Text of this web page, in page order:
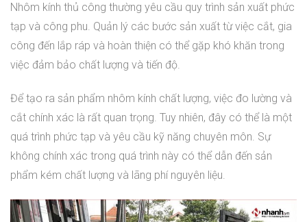
Nhôm kính thủ công thường yêu cầu quy trình sản xuất phức
tạp và công phu. Quản lý các bước sản xuất từ việc cắt, gia
công đến lắp ráp và hoàn thiện có thể gặp khó khăn trong
việc đảm bảo chất lượng và tiến độ.
Để tạo ra sản phẩm nhôm kính chất lượng, việc đo lường và
cắt chính xác là rất quan trọng. Tuy nhiên, đây có thể là một
quá trình phức tạp và yêu cầu kỹ năng chuyên môn. Sự
không chính xác trong quá trình này có thể dẫn đến sản
phẩm kém chất lượng và lãng phí nguyên liệu.